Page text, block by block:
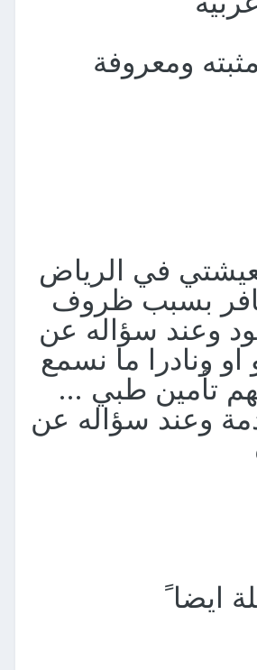
ومعروفة
في الرياض
بسبب ظروف
وعند سؤاله عن
ونادرا ما نسمع
تأمين طبي ...
وعند سؤاله عن
ايضا